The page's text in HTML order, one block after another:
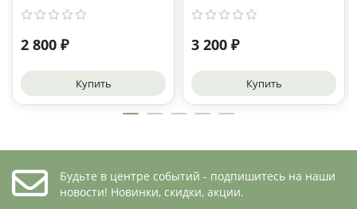
2 800 ₽
Купить
3 200 ₽
Купить
Будьте в центре событий - подпишитесь на наши
новости! Новинки, скидки, акции.